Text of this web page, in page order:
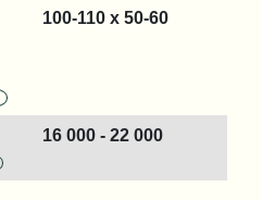
100-110 x 50-60
16 000 - 22 000